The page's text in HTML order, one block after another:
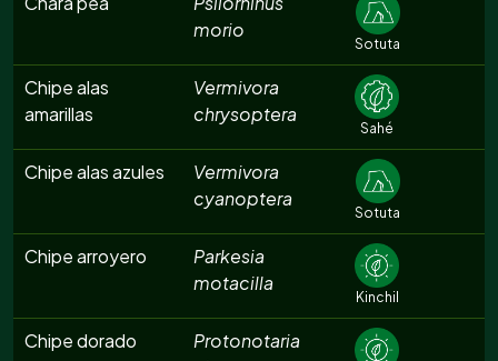
morio
Sotuta
Chipe alas
amarillas
Vermivora
chrysoptera
Sahé
Chipe alas azules
Vermivora
cyanoptera
Sotuta
Chipe arroyero
Parkesia
motacilla
Kinchil
Chipe dorado
Protonotaria